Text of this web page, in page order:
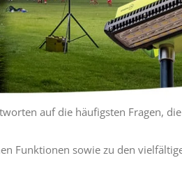
auf die häufigsten Fragen,
Funktionen sowie zu den